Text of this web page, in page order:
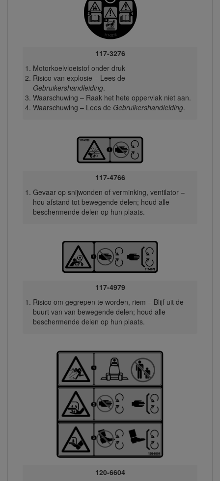
117-3276
Motorkoelvloeistof onder druk
Risico van explosie – Lees de
Gebruikershandleiding.
Waarschuwing – Raak het hete oppervlak niet aan.
Waarschuwing – Lees de Gebruikershandleiding.
117-4766
Gevaar op snijwonden of verminking, ventilator –
hou afstand tot bewegende delen; houd alle
beschermende delen op hun plaats.
117-4979
Risico om gegrepen te worden, riem – Blijf uit de
buurt van van bewegende delen; houd alle
beschermende delen op hun plaats.
120-6604